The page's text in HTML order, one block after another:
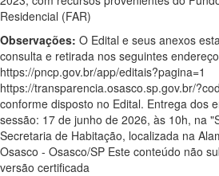
Residencial (FAR)
Observações: O Edital e seus anexos
consulta e retirada nos seguintes
https://pncp.gov.br/app/editais?pagina=1
https://transparencia.osasco.sp.gov.br/
conforme disposto no Edital. Entrega dos
sessão: 17 de junho de 2026, às 10h, na
Secretaria de Habitação, localizada na
Osasco - Osasco/SP Este conteúdo não
versão certificada